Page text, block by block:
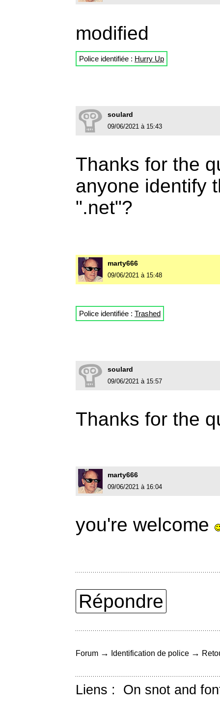
modified
Police identifiée : Hurry Up
soulard
09/06/2021 à 15:43
Thanks for the
anyone identify
".net"?
marty666
09/06/2021 à 15:48
Police identifiée : Trashed
soulard
09/06/2021 à 15:57
Thanks for the
marty666
09/06/2021 à 16:04
you're welcome
Répondre
Forum → Identification de police →
Liens : On snot and